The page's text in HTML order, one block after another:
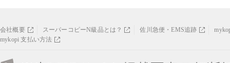
会社概要 スーパーコピーN級品とは？ 佐川急便・EMS追跡
mykopi 支払い方法